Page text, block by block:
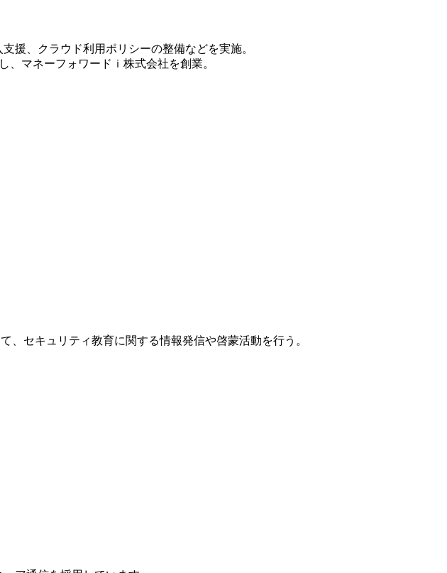
援、クラウド利用ポリシーの整備などを実施。
、マネーフォワードｉ株式会社を創業。
、セキュリティ教育に関する情報発信や啓蒙活動を行う。